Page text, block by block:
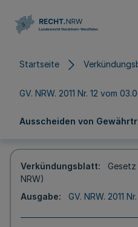
Startseite
GV. NRW. 2011 Nr. 12 vom
Ausscheiden von
Verkündungsblatt
NRW)
Ausgabe
GV. NRW. 2011 Nr.